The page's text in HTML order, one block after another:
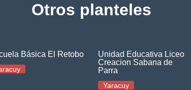
Otros planteles
Básica El Retobo
Unidad Educativa Liceo
Creacion Sabana de
Parra
Yaracuy